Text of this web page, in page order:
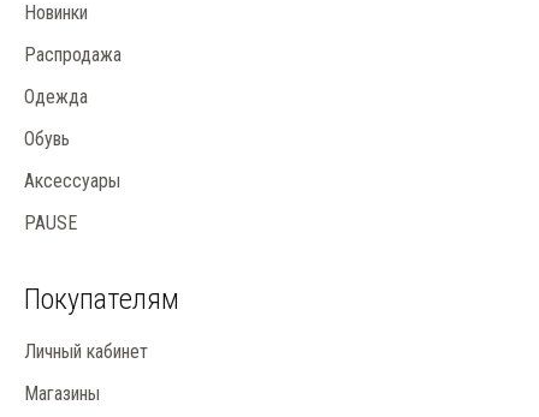
Новинки
Распродажа
Одежда
Обувь
Аксессуары
PAUSE
Покупателям
Личный кабинет
Магазины